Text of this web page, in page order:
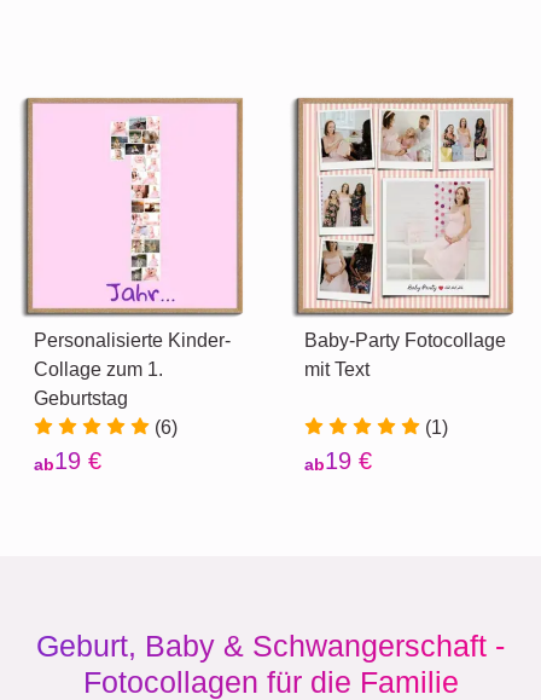
Personalisierte Kinder-
Collage zum 1.
Geburtstag
(6)
ab19 €
Baby-Party Fotocollage
mit Text
(1)
ab19 €
Geburt, Baby & Schwangerschaft -
Fotocollagen für die Familie